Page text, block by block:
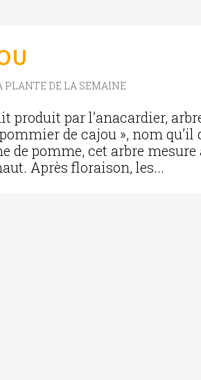
PLANTE DE LA SEMAINE
produit par l’anacardier,
de cajou », nom qu’il
de pomme, cet arbre mesure
Après floraison, les...